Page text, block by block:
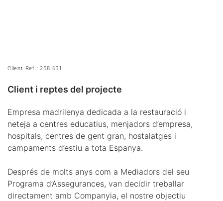
Client Ref.: 258.651
Client i reptes del projecte
Empresa madrilenya dedicada a la restauració i
neteja a centres educatius, menjadors d’empresa,
hospitals, centres de gent gran, hostalatges i
campaments d’estiu a tota Espanya.
Després de molts anys com a Mediadors del seu
Programa d’Assegurances, van decidir treballar
directament amb Companyia, el nostre objectiu